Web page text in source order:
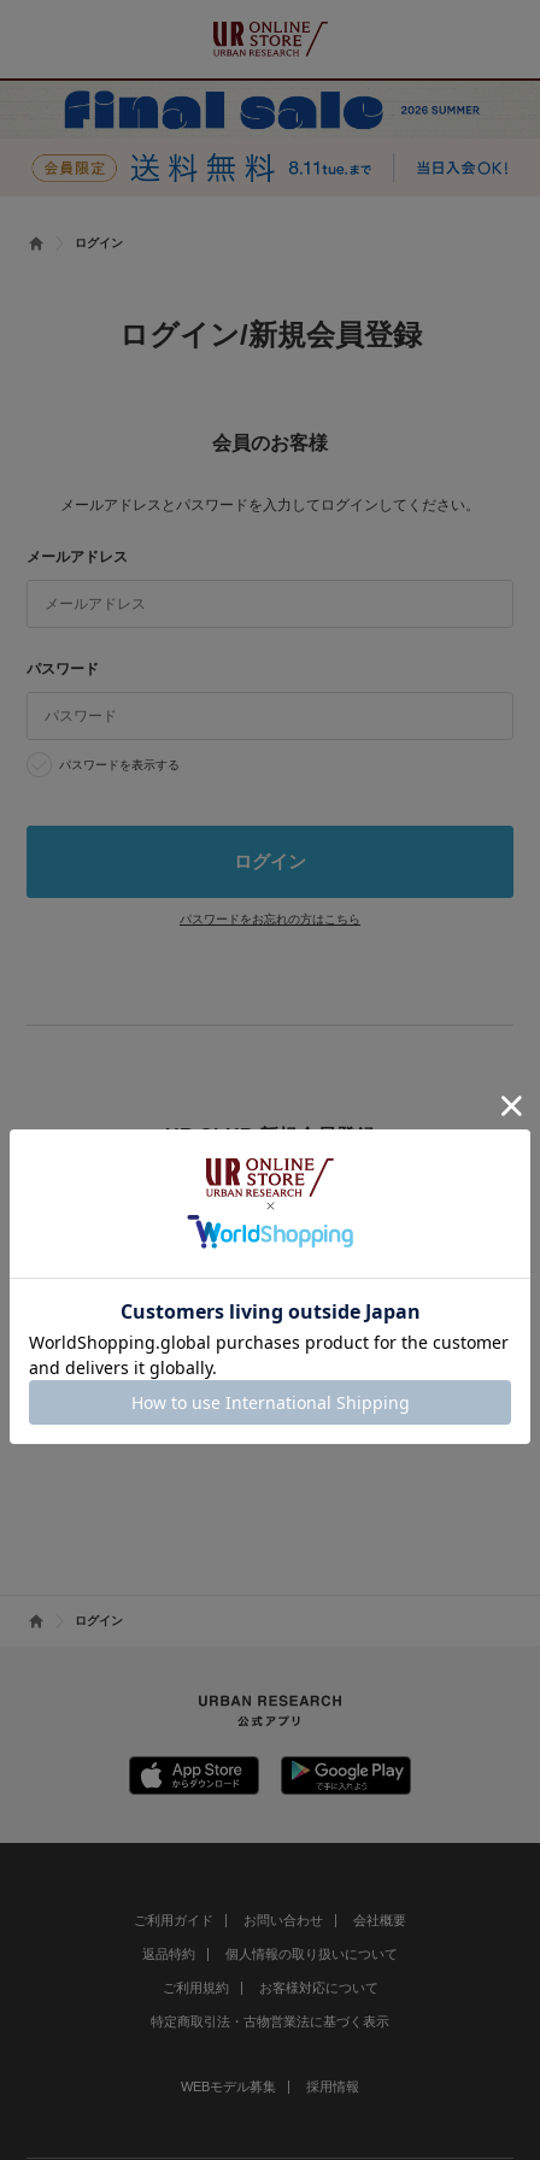
ログイン
ログイン/新規会員登録
会員のお客様
メールアドレスとパスワードを入力してログインしてください。
メールアドレス
パスワード
パスワードを表示する
パスワードをお忘れの方はこちら
UR CLUB 新規会員登録
アーバンリサーチオンラインストアのログインには
オンラインストア・店舗共通会員サービス「UR CLUB」への登録が必要で
す。
※UR CLUB会員サイトへ移動します。
UR CLUBの詳しいサービス内容はこちら
ログイン
ご利用ガイド お問い合わせ 会社概要
返品特約 個人情報の取り扱いについて
ご利用規約 お客様対応について
特定商取引法・古物営業法に基づく表示
WEBモデル募集 採用情報